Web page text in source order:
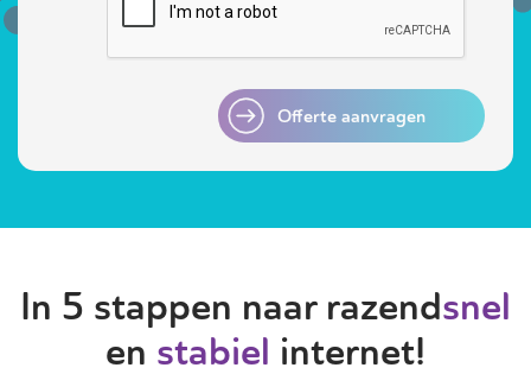
Offerte aanvragen
In 5 stappen naar razendsnel
en stabiel internet!